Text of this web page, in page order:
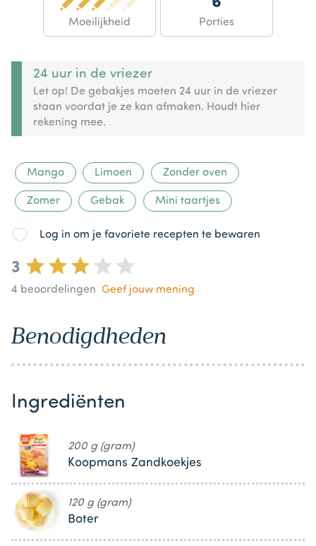
Moeilijkheid Porties
24 uur in de vriezer
Let op! De gebakjes moeten 24 uur in de vriezer
staan voordat je ze kan afmaken. Houdt hier
rekening mee.
Mango Limoen Zonder oven
Zomer Gebak Mini taartjes
Log in om je favoriete recepten te bewaren
3
4 beoordelingen Geef jouw mening
Benodigdheden
Ingrediënten
200 g (gram)
Koopmans Zandkoekjes
120 g (gram)
Boter